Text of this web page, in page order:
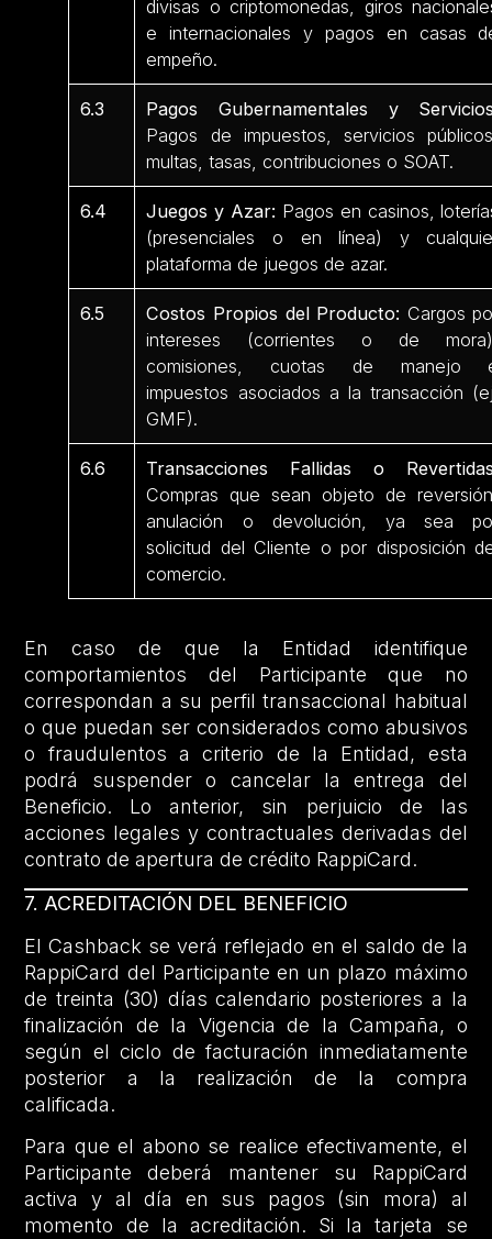
divisas o criptomonedas, giros
e internacionales y pagos en casas
empeño.
6.3
Pagos Gubernamentales y
Pagos de impuestos, servicios
multas, tasas, contribuciones o SOAT.
6.4 Juegos y Azar: Pagos en casinos,
(presenciales o en línea) y
plataforma de juegos de azar.
6.5 Costos Propios del Producto: Cargos
intereses (corrientes o de
comisiones, cuotas de manejo
impuestos asociados a la transacción
GMF).
6.6
Transacciones Fallidas o
Compras que sean objeto de
anulación o devolución, ya sea
solicitud del Cliente o por disposición
comercio.
En caso de que la Entidad identifique
comportamientos del Participante que no
correspondan a su perfil transaccional habitual
o que puedan ser considerados como abusivos
o fraudulentos a criterio de la Entidad, esta
podrá suspender o cancelar la entrega del
Beneficio. Lo anterior, sin perjuicio de las
acciones legales y contractuales derivadas del
contrato de apertura de crédito RappiCard.
7. ACREDITACIÓN DEL BENEFICIO
El Cashback se verá reflejado en el saldo de la
RappiCard del Participante en un plazo máximo
de treinta (30) días calendario posteriores a la
finalización de la Vigencia de la Campaña, o
según el ciclo de facturación inmediatamente
posterior a la realización de la compra
calificada.
Para que el abono se realice efectivamente, el
Participante deberá mantener su RappiCard
activa y al día en sus pagos (sin mora) al
momento de la acreditación. Si la tarjeta se